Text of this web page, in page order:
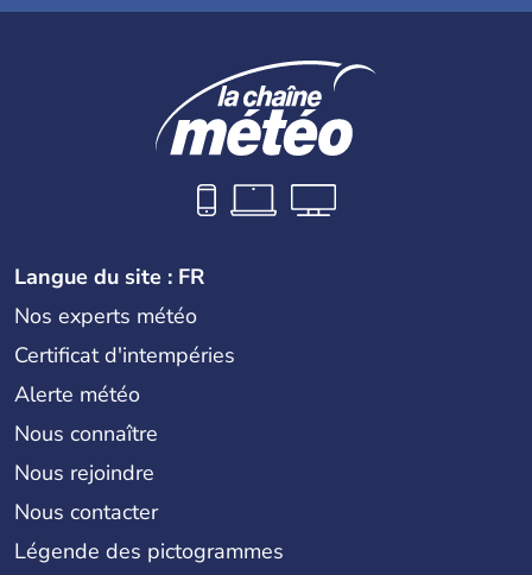
Langue du site : FR
Nos experts météo
Certificat d'intempéries
Alerte météo
Nous connaître
Nous rejoindre
Nous contacter
Légende des pictogrammes